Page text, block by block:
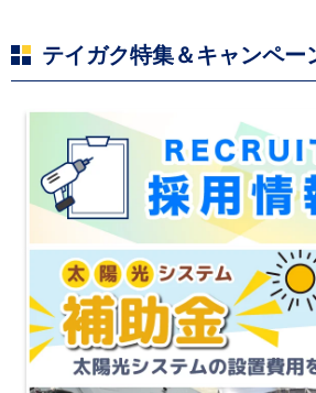
テイガク特集＆キャンペー